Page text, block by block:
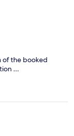
of the booked
…